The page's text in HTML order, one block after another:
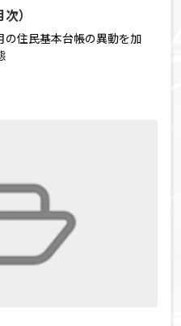
）
の住民基本台帳の異動を加